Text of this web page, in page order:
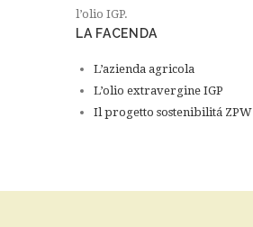
l’olio IGP.
LA FACENDA
L’azienda agricola
L’olio extravergine IGP
Il progetto sostenibilitá ZPW